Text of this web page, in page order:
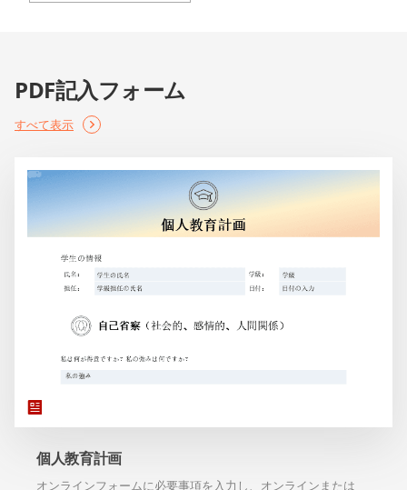
PDF記入フォーム
すべて表示
個人教育計画
オンラインフォームに必要事項を入力し、オンラインまたは